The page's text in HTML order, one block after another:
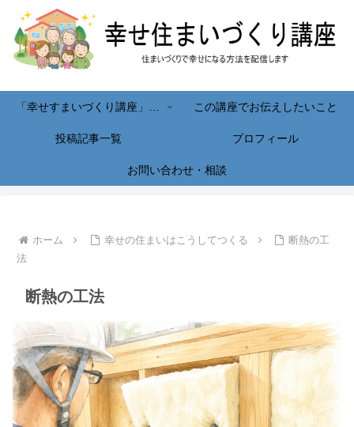
この講座でお伝えしたいこと
投稿記事一覧 プロフィール
お問い合わせ・相談
ホーム 幸せの住まいはこうしてつくる
断熱の工
法
断熱の工法